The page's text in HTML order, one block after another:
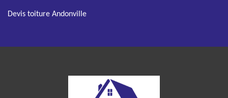
Devis toiture Andonville